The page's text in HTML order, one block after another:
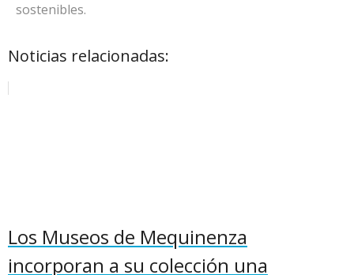
sostenibles.
Noticias relacionadas:
Los Museos de Mequinenza
incorporan a su colección una